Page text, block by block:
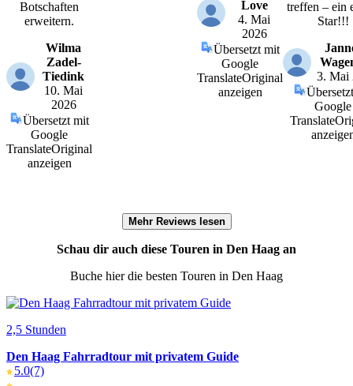
Botschaften
erweitern.
Wilma
Zadel-
Tiedink
10. Mai
2026
Übersetzt mit
Google
TranslateOriginal
anzeigen
Love
4. Mai
2026
Übersetzt mit
Google
TranslateOriginal
anzeigen
treffen – ein
Star!!!
3. Mai
Google
Translate
Mehr Reviews lesen
Schau dir auch diese Touren in Den Haag an
Buche hier die besten Touren in Den Haag
2,5 Stunden
Den Haag Fahrradtour mit privatem Guide
5.0(7)